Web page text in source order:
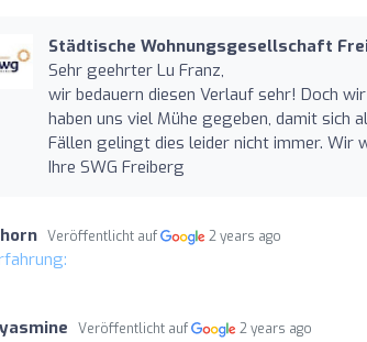
Städtische Wohnungsgesellschaft
Sehr geehrter Lu Franz,
wir bedauern diesen Verlauf sehr! Doch
haben uns viel Mühe gegeben, damit sich
Fällen gelingt dies leider nicht immer. Wir
Ihre SWG Freiberg
Veröffentlicht auf 2 years ago
Veröffentlicht auf 2 years ago